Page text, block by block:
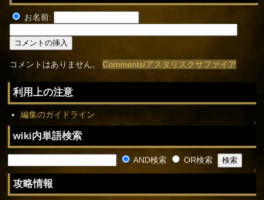
お名前:
コメントはありません。Comments/アスタリスクサファイア
利用上の注意
編集のガイドライン
↑
wiki内単語検索
AND検索 OR検索
↑
攻略情報